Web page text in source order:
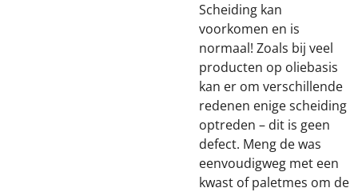
Scheiding kan
voorkomen en is
normaal! Zoals bij veel
producten op oliebasis
kan er om verschillende
redenen enige scheiding
optreden – dit is geen
defect. Meng de was
eenvoudigweg met een
kwast of paletmes om de